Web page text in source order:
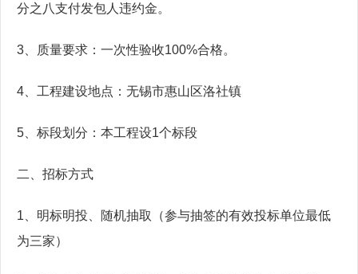
分之八支付发包人违约金。
3、质量要求：一次性验收100%合格。
4、工程建设地点：无锡市惠山区洛社镇
5、标段划分：本工程设1个标段
二、招标方式
1、明标明投、随机抽取（参与抽签的有效投标单位最低
为三家）